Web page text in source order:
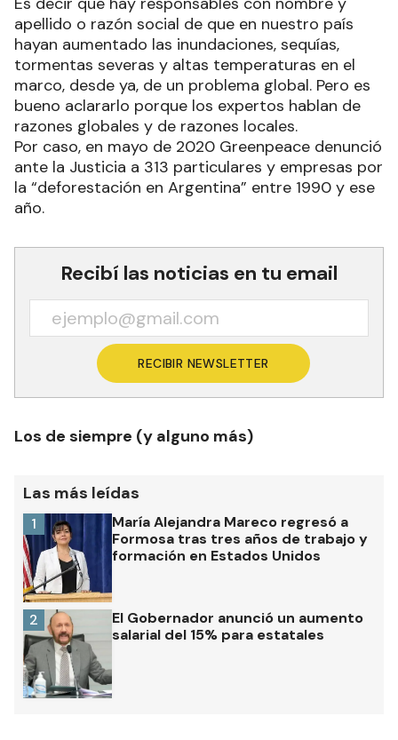
apellido o razón social de que en nuestro país
hayan aumentado las inundaciones, sequías,
tormentas severas y altas temperaturas en el
marco, desde ya, de un problema global. Pero es
bueno aclararlo porque los expertos hablan de
razones globales y de razones locales.
Por caso, en mayo de 2020 Greenpeace denunció
ante la Justicia a 313 particulares y empresas por
la “deforestación en Argentina” entre 1990 y ese
año.
Recibí las noticias en tu email
RECIBIR NEWSLETTER
Los de siempre (y alguno más)
Las más leídas
María Alejandra Mareco regresó a
Formosa tras tres años de trabajo y
formación en Estados Unidos
1
El Gobernador anunció un aumento
salarial del 15% para estatales
2